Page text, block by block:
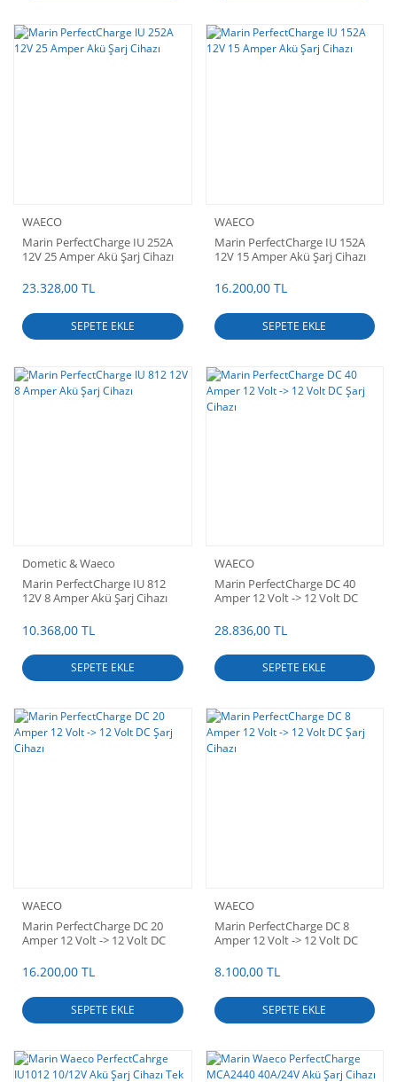
WAECO
Marin PerfectCharge IU 252A
12V 25 Amper Akü Şarj Cihazı
23.328,00 TL
SEPETE EKLE
WAECO
Marin PerfectCharge IU 152A
12V 15 Amper Akü Şarj Cihazı
16.200,00 TL
SEPETE EKLE
Dometic & Waeco
Marin PerfectCharge IU 812
12V 8 Amper Akü Şarj Cihazı
10.368,00 TL
SEPETE EKLE
WAECO
Marin PerfectCharge DC 40
Amper 12 Volt -> 12 Volt DC
28.836,00 TL
SEPETE EKLE
WAECO
Marin PerfectCharge DC 20
Amper 12 Volt -> 12 Volt DC
16.200,00 TL
SEPETE EKLE
WAECO
Marin PerfectCharge DC 8
Amper 12 Volt -> 12 Volt DC
8.100,00 TL
SEPETE EKLE